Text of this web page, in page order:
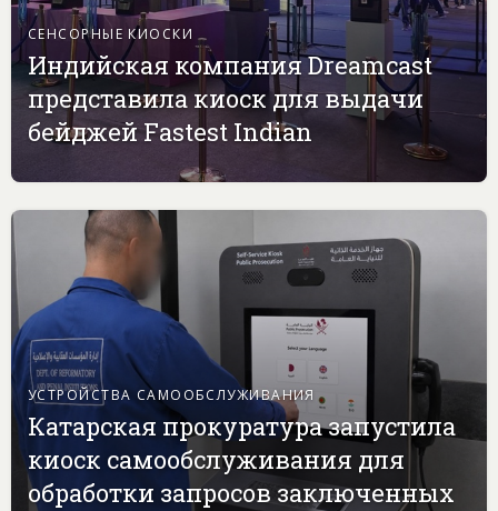
СЕНСОРНЫЕ КИОСКИ
Индийская компания Dreamcast
представила киоск для выдачи
бейджей Fastest Indian
УСТРОЙСТВА САМООБСЛУЖИВАНИЯ
Катарская прокуратура запустила
киоск самообслуживания для
обработки запросов заключенных